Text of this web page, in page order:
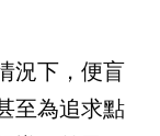
況下，便盲
至為追求點